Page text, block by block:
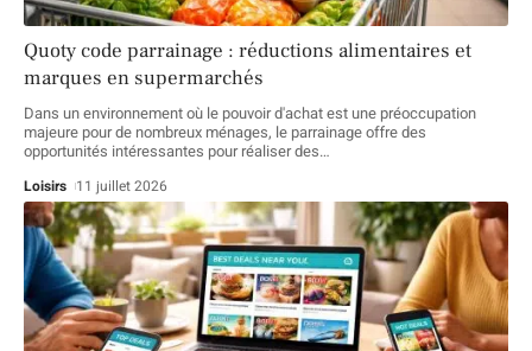
Quoty code parrainage : réductions alimentaires et
marques en supermarchés
Dans un environnement où le pouvoir d'achat est une préoccupation
majeure pour de nombreux ménages, le parrainage offre des
opportunités intéressantes pour réaliser des…
Loisirs 11 juillet 2026